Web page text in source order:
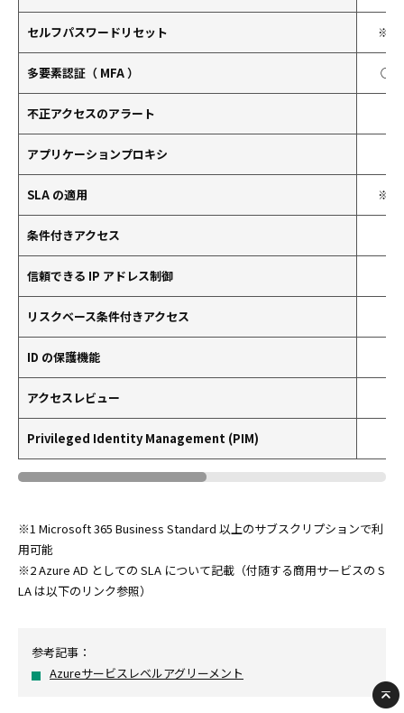
セルフパスワードリセット ※1
多要素認証（ MFA ） ○
不正アクセスのアラート
アプリケーションプロキシ
SLA の適用 ※2
条件付きアクセス
信頼できる IP アドレス制御
リスクベース条件付きアクセス
ID の保護機能
アクセスレビュー
Privileged Identity Management (PIM)
※1 Microsoft 365 Business Standard 以上のサブスクリプションで利
用可能
※2 Azure AD としての SLA について記載（付随する商用サービスの S
LA は以下のリンク参照）
参考記事：
Azureサービスレベルアグリーメント